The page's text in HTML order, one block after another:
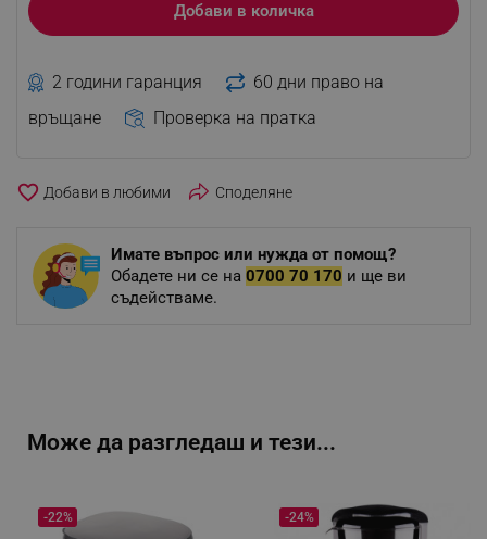
Добави в количка
2 години гаранция
60 дни право на
връщане
Проверка на пратка
favorite_border Споделяне
Имате въпрос или нужда от помощ?
Обадете ни се на 0700 70 170 и ще ви
съдействаме.
Може да разгледаш и тези...
-22% -24%